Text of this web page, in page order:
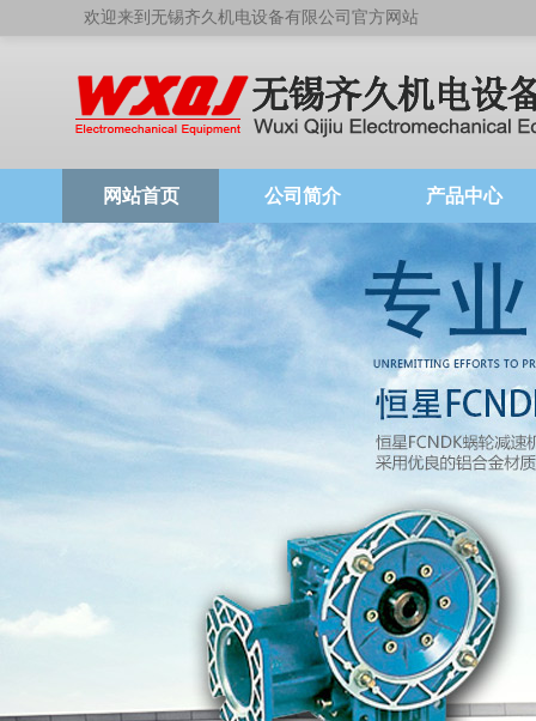
欢迎来到无锡齐久机电设备有限公司官方网站
网站首页 公司简介 产品中心